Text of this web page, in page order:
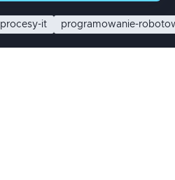
procesy-it programowanie-